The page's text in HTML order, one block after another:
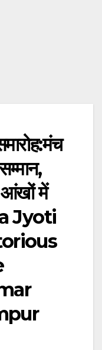
आंखों में
Jyoti